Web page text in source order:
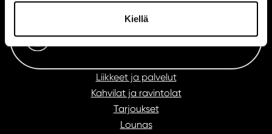
Kiellä
Tilaa uutiskirje
Liikkeet ja palvelut
Kahvilat ja ravintolat
Tarjoukset
Lounas